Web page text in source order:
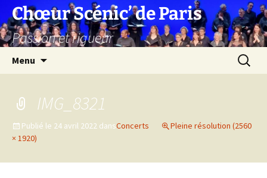
Aller
au
contenu
Chœur Scénic’ de Paris
Passion et rigueur
Menu
IMG_8321
Publié le 24 avril 2022 dansConcerts
Pleine résolution (2560
× 1920)